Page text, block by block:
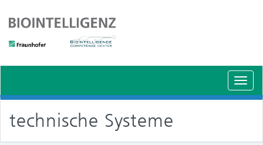
technische Systeme